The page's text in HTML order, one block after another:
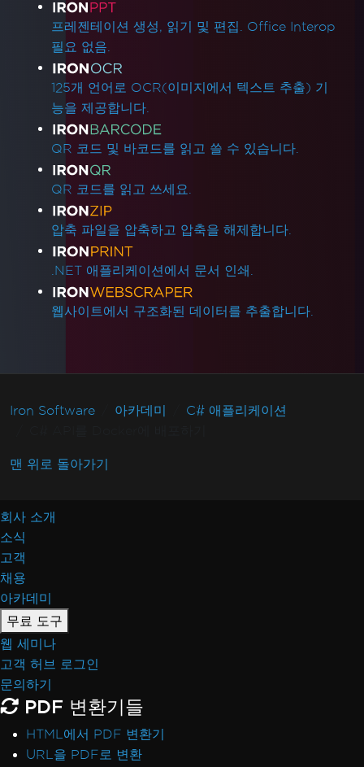
프레젠테이션 생성, 읽기 및 편집. Office Interop
필요 없음.
125개 언어로 OCR(이미지에서 텍스트 추출) 기
능을 제공합니다.
QR 코드 및 바코드를 읽고 쓸 수 있습니다.
QR 코드를 읽고 쓰세요.
압축 파일을 압축하고 압축을 해제합니다.
.NET 애플리케이션에서 문서 인쇄.
웹사이트에서 구조화된 데이터를 추출합니다.
Iron Software 아카데미
C# 애플리케이션
맨 위로 돌아가기
회사 소개
소식
고객
채용
아카데미
무료 도구
웹 세미나
고객 허브 로그인
문의하기
PDF 변환기들
HTML에서 PDF 변환기
URL을 PDF로 변환